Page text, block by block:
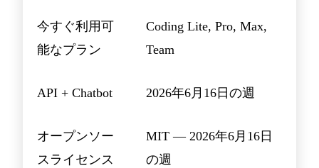
今すぐ利用可
能なプラン
Coding Lite, Pro, Max,
Team
API + Chatbot 2026年6月16日の週
オープンソー
スライセンス
MIT — 2026年6月16日
の週